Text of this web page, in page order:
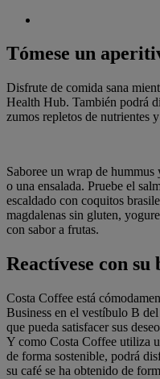
Tómese un
Disfrute de comida sana
Health Hub. También podrá
zumos repletos de nutrientes
Saboree un wrap de hummus
o una ensalada. Pruebe el
escaldado con coquitos
magdalenas sin gluten,
con sabor a frutas.
Reactívese con
Costa Coffee está
Business en el vestíbulo B
que pueda satisfacer sus
Y como Costa Coffee utiliza
de forma sostenible, podrá
su café se ha obtenido de